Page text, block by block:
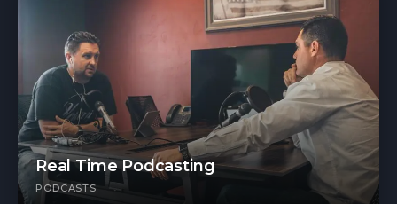
Real Time Podcasting
PODCASTS